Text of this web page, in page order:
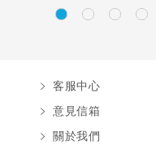
客服中心
意見信箱
關於我們